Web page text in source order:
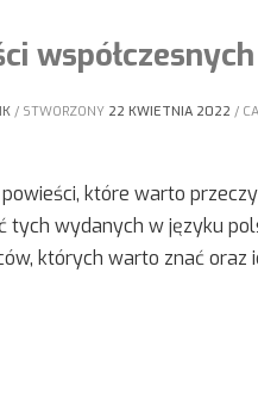
STWORZONY 22 KWIETNIA 2022
które warto
wydanych w języku
których warto znać oraz